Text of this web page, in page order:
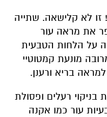
זו לא קלישאה. שתייה
את מראה עור
על הלחות הטבעית
מונעת קמטוטיי
בריא ורענן.
בניקוי רעלים ופסולת
עור כמו אקנה